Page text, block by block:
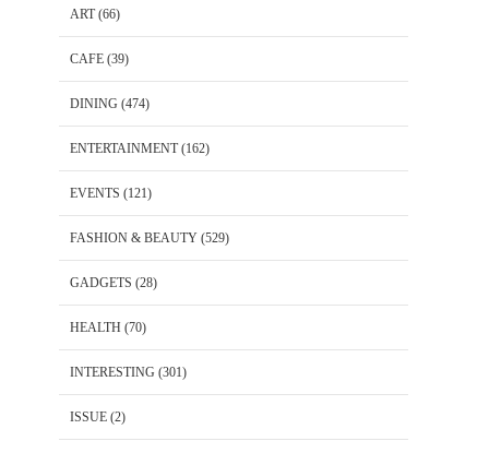
ART(66)
CAFE (39)
DINING (474)
ENTERTAINMENT(162)
EVENTS (121)
FASHION & BEAUTY (529)
GADGETS (28)
HEALTH (70)
INTERESTING (301)
ISSUE (2)